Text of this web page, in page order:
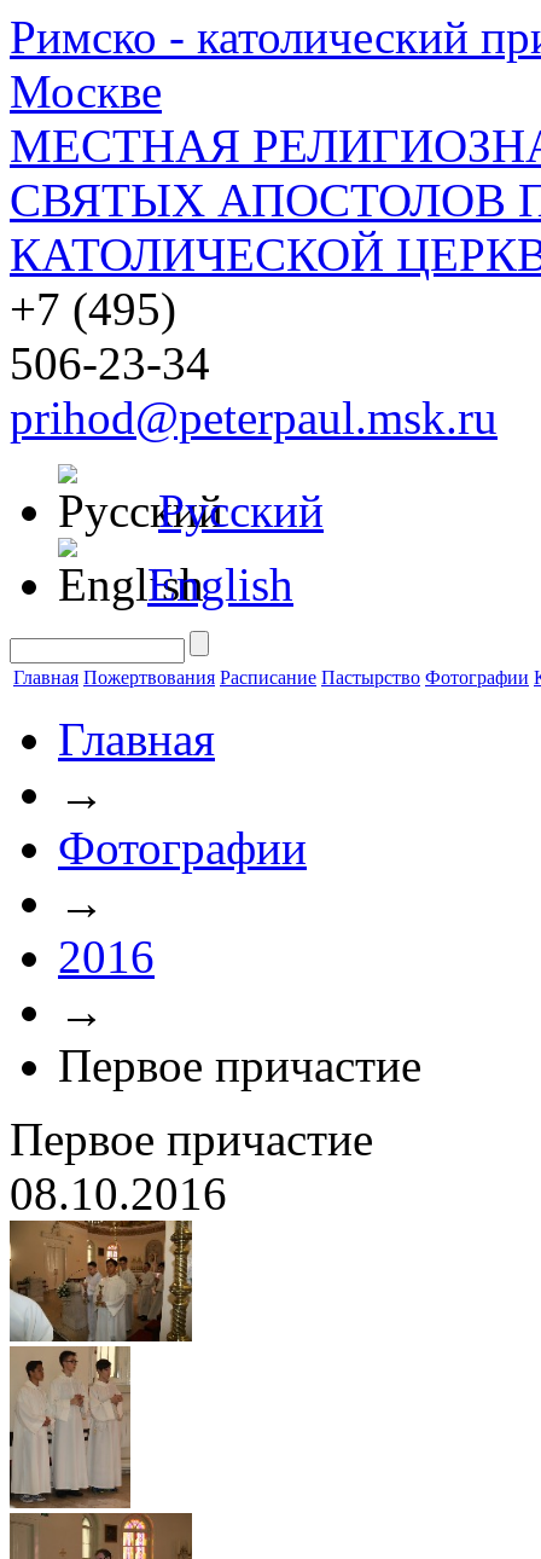
Римско - католический
Москве
МЕСТНАЯ
СВЯТЫХ АПОСТОЛОВ
КАТОЛИЧЕСКОЙ
+7 (495)
506-23-34
prihod@peterpaul.msk.ru
Русский
English
Главная Пожертвования Расписание Пастырство Фотографии
Главная
→
Фотографии
→
2016
→
Первое причастие
Первое причастие
08.10.2016